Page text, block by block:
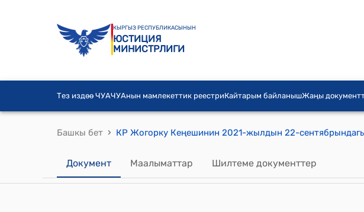
КЫРГЫЗ РЕСПУБЛИКАСЫНЫН
ЮСТИЦИЯ
МИНИСТРЛИГИ
Тез издөө ЧУАЧУАнын мамлекеттик реестриКайтарым байланышЖаңы
Башкы бет ›
Документ Маалыматтар Шилтеме документтер